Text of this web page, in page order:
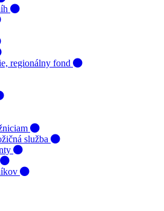
regionálny fond
služba